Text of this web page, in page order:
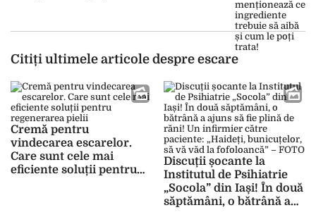
Citiți ultimele articole despre escare
Cremă pentru
vindecarea escarelor.
Care sunt cele mai
eficiente soluții pentru
Discuții șocante la
Institutul de Psihiatrie
„Socola” din Iași! În două
săptămâni, o bătrână a